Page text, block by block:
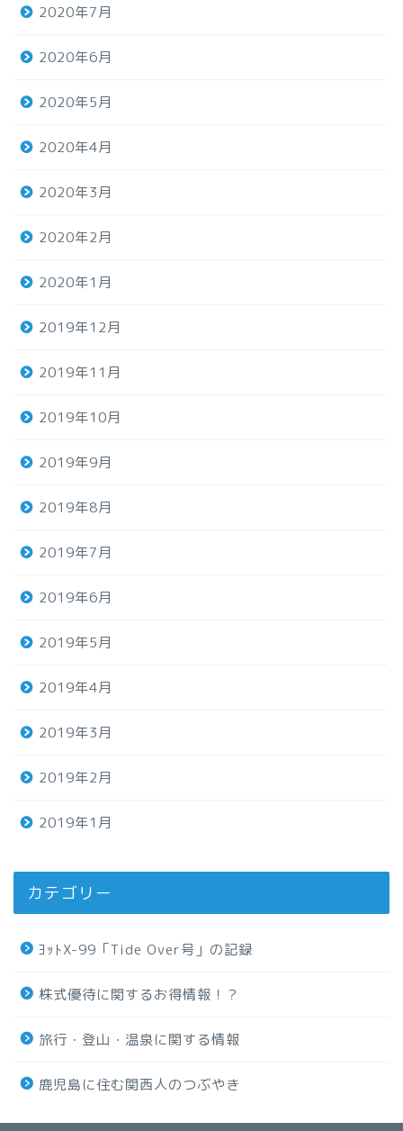
2020年7月
2020年6月
2020年5月
2020年4月
2020年3月
2020年2月
2020年1月
2019年12月
2019年11月
2019年10月
2019年9月
2019年8月
2019年7月
2019年6月
2019年5月
2019年4月
2019年3月
2019年2月
2019年1月
カテゴリー
ﾖｯﾄX-99「Tide Over号」の記録
株式優待に関するお得情報！？
旅行・登山・温泉に関する情報
鹿児島に住む関西人のつぶやき